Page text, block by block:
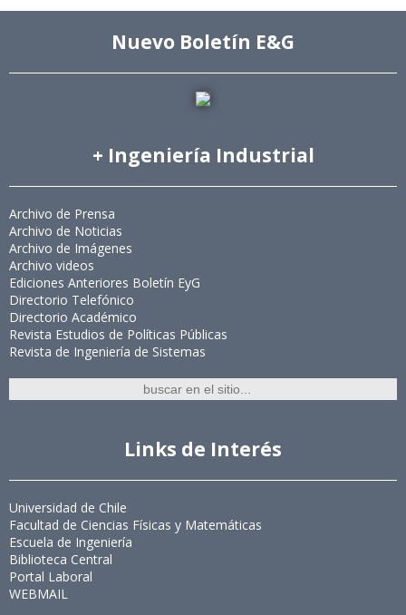
Nuevo Boletín E&G
+ Ingeniería Industrial
Archivo de Prensa
Archivo de Noticias
Archivo de Imágenes
Archivo videos
Ediciones Anteriores Boletín EyG
Directorio Telefónico
Directorio Académico
Revista Estudios de Políticas Públicas
Revista de Ingeniería de Sistemas
Links de Interés
Universidad de Chile
Facultad de Ciencias Físicas y Matemáticas
Escuela de Ingeniería
Biblioteca Central
Portal Laboral
WEBMAIL